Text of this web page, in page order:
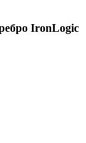
IronLogic